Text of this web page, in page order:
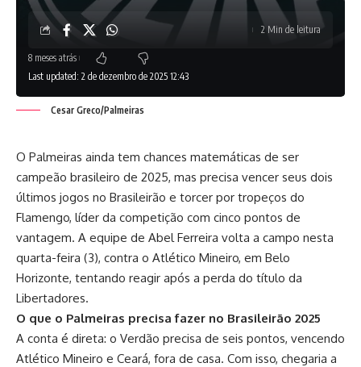
Last updated: 2 de dezembro de 2025 12:43
8 meses atrás
2 Min de leitura
Cesar Greco/Palmeiras
O Palmeiras ainda tem chances matemáticas de ser
campeão brasileiro de 2025, mas precisa vencer seus dois
últimos jogos no Brasileirão e torcer por tropeços do
Flamengo, líder da competição com cinco pontos de
vantagem. A equipe de Abel Ferreira volta a campo nesta
quarta-feira (3), contra o Atlético Mineiro, em Belo
Horizonte, tentando reagir após a perda do título da
Libertadores.
O que o Palmeiras precisa fazer no Brasileirão 2025
A conta é direta: o Verdão precisa de seis pontos, vencendo
Atlético Mineiro e Ceará, fora de casa. Com isso, chegaria a